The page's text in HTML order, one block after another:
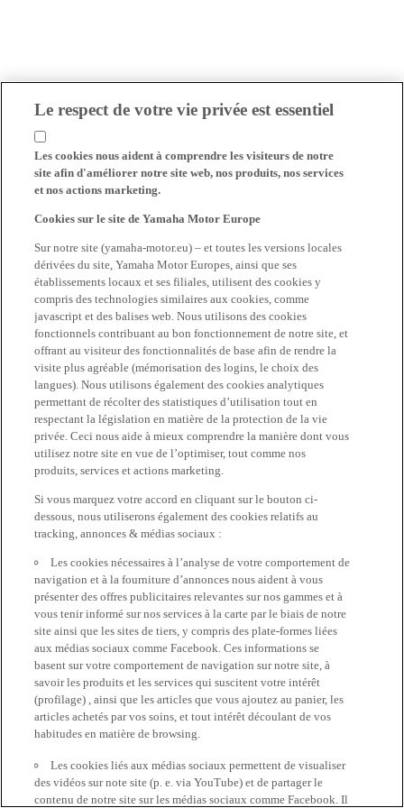
Le respect de votre vie privée est essentiel
Les cookies nous aident à comprendre les visiteurs de notre
site afin d'améliorer notre site web, nos produits, nos services
et nos actions marketing.
Cookies sur le site de Yamaha Motor Europe
Sur notre site (yamaha-motor.eu) – et toutes les versions locales
dérivées du site, Yamaha Motor Europes, ainsi que ses
établissements locaux et ses filiales, utilisent des cookies y
compris des technologies similaires aux cookies, comme
javascript et des balises web. Nous utilisons des cookies
fonctionnels contribuant au bon fonctionnement de notre site, et
offrant au visiteur des fonctionnalités de base afin de rendre la
visite plus agréable (mémorisation des logins, le choix des
langues). Nous utilisons également des cookies analytiques
permettant de récolter des statistiques d’utilisation tout en
respectant la législation en matière de la protection de la vie
privée. Ceci nous aide à mieux comprendre la manière dont vous
utilisez notre site en vue de l’optimiser, tout comme nos
produits, services et actions marketing.
Si vous marquez votre accord en cliquant sur le bouton ci-
dessous, nous utiliserons également des cookies relatifs au
tracking, annonces & médias sociaux :
Les cookies nécessaires à l’analyse de votre comportement de
navigation et à la fourniture d’annonces nous aident à vous
présenter des offres publicitaires relevantes sur nos gammes et à
vous tenir informé sur nos services à la carte par le biais de notre
site ainsi que les sites de tiers, y compris des plate-formes liées
aux médias sociaux comme Facebook. Ces informations se
basent sur votre comportement de navigation sur notre site, à
savoir les produits et les services qui suscitent votre intérêt
(profilage) , ainsi que les articles que vous ajoutez au panier, les
articles achetés par vos soins, et tout intérêt découlant de vos
habitudes en matière de browsing.
Les cookies liés aux médias sociaux permettent de visualiser
des vidéos sur note site (p. e. via YouTube) et de partager le
contenu de notre site sur les médias sociaux comme Facebook. Il